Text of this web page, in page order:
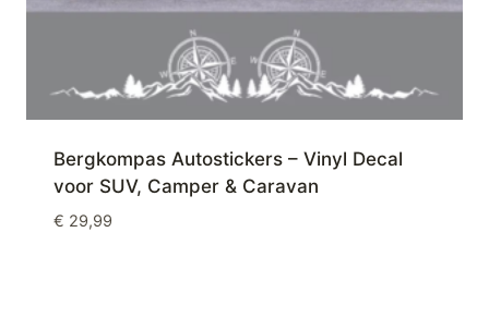
Bergkompas Autostickers – Vinyl Decal
voor SUV, Camper & Caravan
€ 29,99